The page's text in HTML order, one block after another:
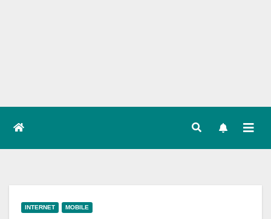
INTERNET MOBILE